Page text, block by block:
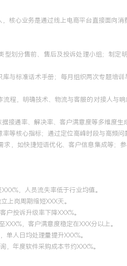
核心业务是通过线上电商平台直接面向
划分售前、售后及投诉处理小组；制
与标准话术手册；每月组织两次专题培
程，明确技术、物流与客服的对接人与
接通率、解决率、客户满意度等多维度
等核心指标；通过定位高峰时段与高频
，如快捷短语优化、客户信息集成等
，人员流失率低于行业均值。
上岗周期缩短XXX天。
户投诉升级率下降XXX%。
，客户满意度稳定在XXX分以上。
人日均处理量提升XXX%。
年度软件采购成本节约XXX%。